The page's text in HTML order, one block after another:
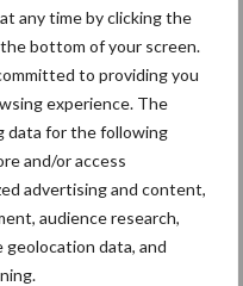
any time by clicking the
bottom of your screen.
to providing you
experience. The
data for the following
and/or access
advertising and content,
audience research,
data, and
UVC